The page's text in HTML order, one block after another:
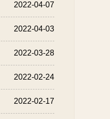
2022-04-07
2022-04-03
2022-03-28
2022-02-24
2022-02-17